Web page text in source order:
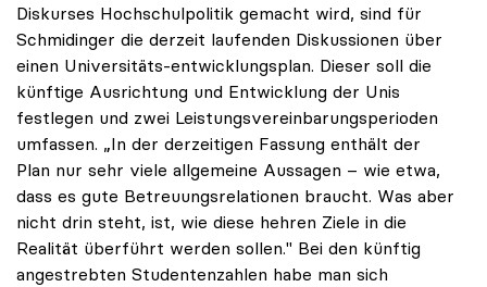
Diskurses Hochschulpolitik gemacht wird, sind für
Schmidinger die derzeit laufenden Diskussionen über
einen Universitäts-entwicklungsplan. Dieser soll die
künftige Ausrichtung und Entwicklung der Unis
festlegen und zwei Leistungsvereinbarungsperioden
umfassen. „In der derzeitigen Fassung enthält der
Plan nur sehr viele allgemeine Aussagen – wie etwa,
dass es gute Betreuungsrelationen braucht. Was aber
nicht drin steht, ist, wie diese hehren Ziele in die
Realität überführt werden sollen." Bei den künftig
angestrebten Studentenzahlen habe man sich